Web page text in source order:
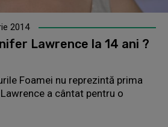
2014
Lawrence la 14 ani ?
Foamei nu reprezintă prima
a cântat pentru o